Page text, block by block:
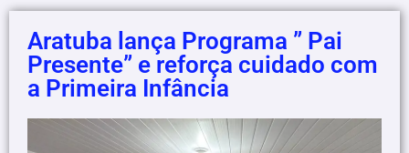
Aratuba lança Programa ” Pai
Presente” e reforça cuidado com
a Primeira Infância